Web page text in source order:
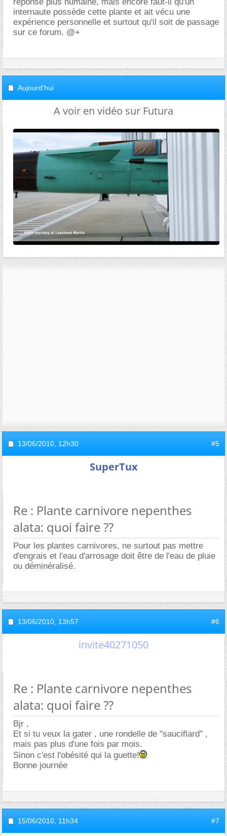
internaute possède cette plante et ait vécu une
expérience personnelle et surtout qu'il soit de passage
sur ce forum. @+
Aujourd'hui
A voir en vidéo sur Futura
13/06/2010, 12h30 #5
SuperTux
Re : Plante carnivore nepenthes
alata: quoi faire ??
Pour les plantes carnivores, ne surtout pas mettre
d'engrais et l'eau d'arrosage doit être de l'eau de pluie
ou déminéralisé.
13/06/2010, 13h57 #6
invite40271050
Re : Plante carnivore nepenthes
alata: quoi faire ??
Bjr ,
Et si tu veux la gater , une rondelle de "sauciflard" ,
mais pas plus d'une fois par mois.
Sinon c'est l'obésité qui la guette!
Bonne journée
15/06/2010, 11h34 #7